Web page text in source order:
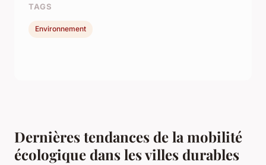
Dernières tendances de la mobilité
écologique dans les villes durables
TAGS
Environnement